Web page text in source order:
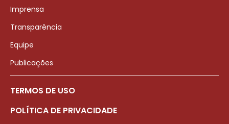
Imprensa
Transparência
Equipe
Publicações
TERMOS DE USO
POLÍTICA DE PRIVACIDADE